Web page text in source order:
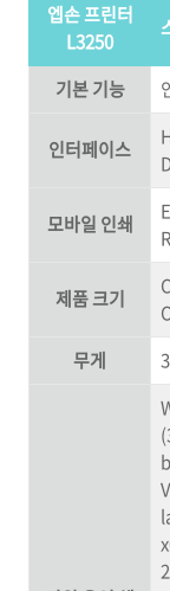
엡손 프린터
L3250
기본 기능
인터페이스
모바일 인쇄
제품 크기
무게